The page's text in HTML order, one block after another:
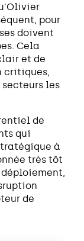
pour
doivent
Cela
et de
critiques,
les
de
qui
à
très tôt
de